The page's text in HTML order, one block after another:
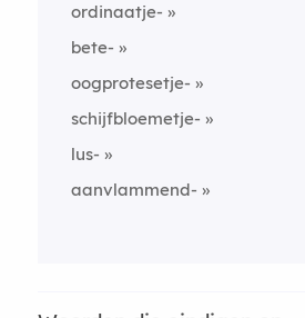
ordinaatje-
bete-
oogprotesetje-
schijfbloemetje-
lus-
aanvlammend-